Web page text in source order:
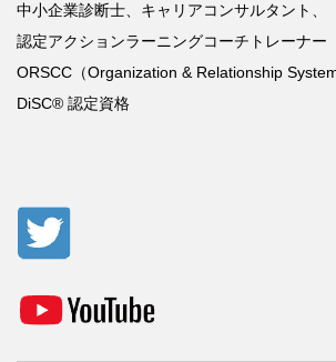
中小企業診断士、キャリアコンサルタント、
認定アクションラーニングコーチトレーナー
ORSCC （Organization & Relationship
DiSC® 認定資格